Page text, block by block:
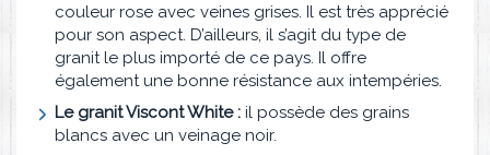
couleur rose avec veines grises. Il est très apprécié
pour son aspect. D’ailleurs, il s’agit du type de
granit le plus importé de ce pays. Il offre
également une bonne résistance aux intempéries.
Le granit Viscont White : il possède des grains
blancs avec un veinage noir.